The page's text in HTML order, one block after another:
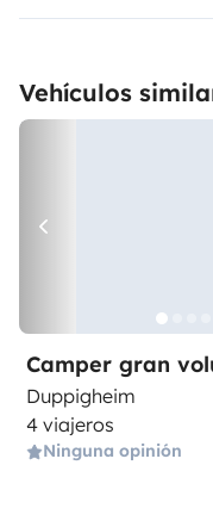
Vehículos
Camper gran
Duppigheim
4 viajeros
Ninguna opinión